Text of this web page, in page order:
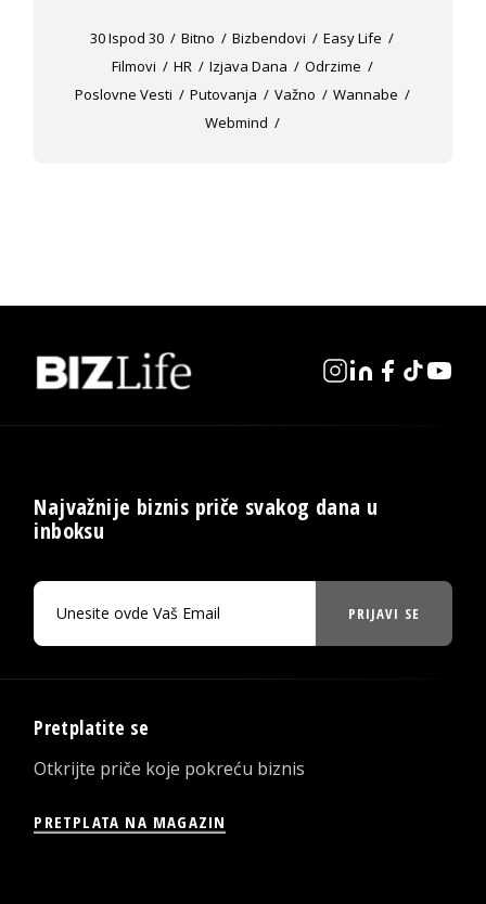
30 Ispod 30 Bitno Bizbendovi
Easy Life
Filmovi
HR Izjava Dana
Odrzime
Poslovne Vesti
Putovanja Važno
Wannabe
Webmind
Najvažnije biznis priče svakog dana u
inboksu
PRIJAVI SE
Pretplatite se
Otkrijte priče koje pokreću biznis
PRETPLATA NA MAGAZIN